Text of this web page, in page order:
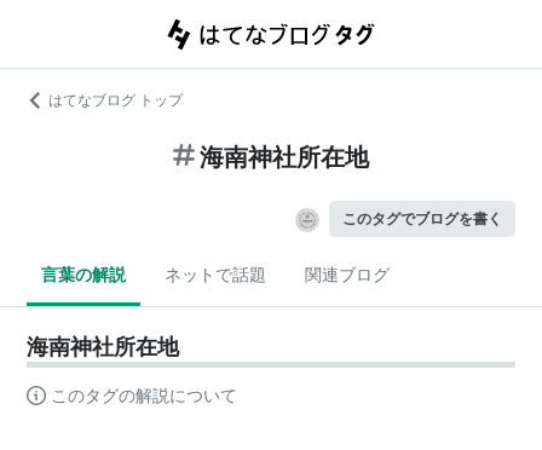
はてなブログ トップ
海南神社所在地
このタグでブログを書く
言葉の解説 ネットで話題 関連ブログ
海南神社所在地
このタグの解説について